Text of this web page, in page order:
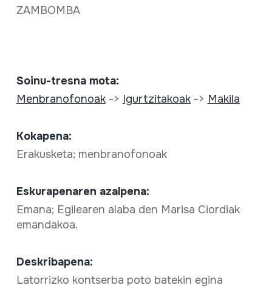
ZAMBOMBA
Soinu-tresna mota:
Menbranofonoak-> Igurtzitakoak-> Makila
Kokapena:
Erakusketa; menbranofonoak
Eskurapenaren azalpena:
Emana; Egilearen alaba den Marisa Ciordiak
emandakoa.
Deskribapena:
Latorrizko kontserba poto batekin egina